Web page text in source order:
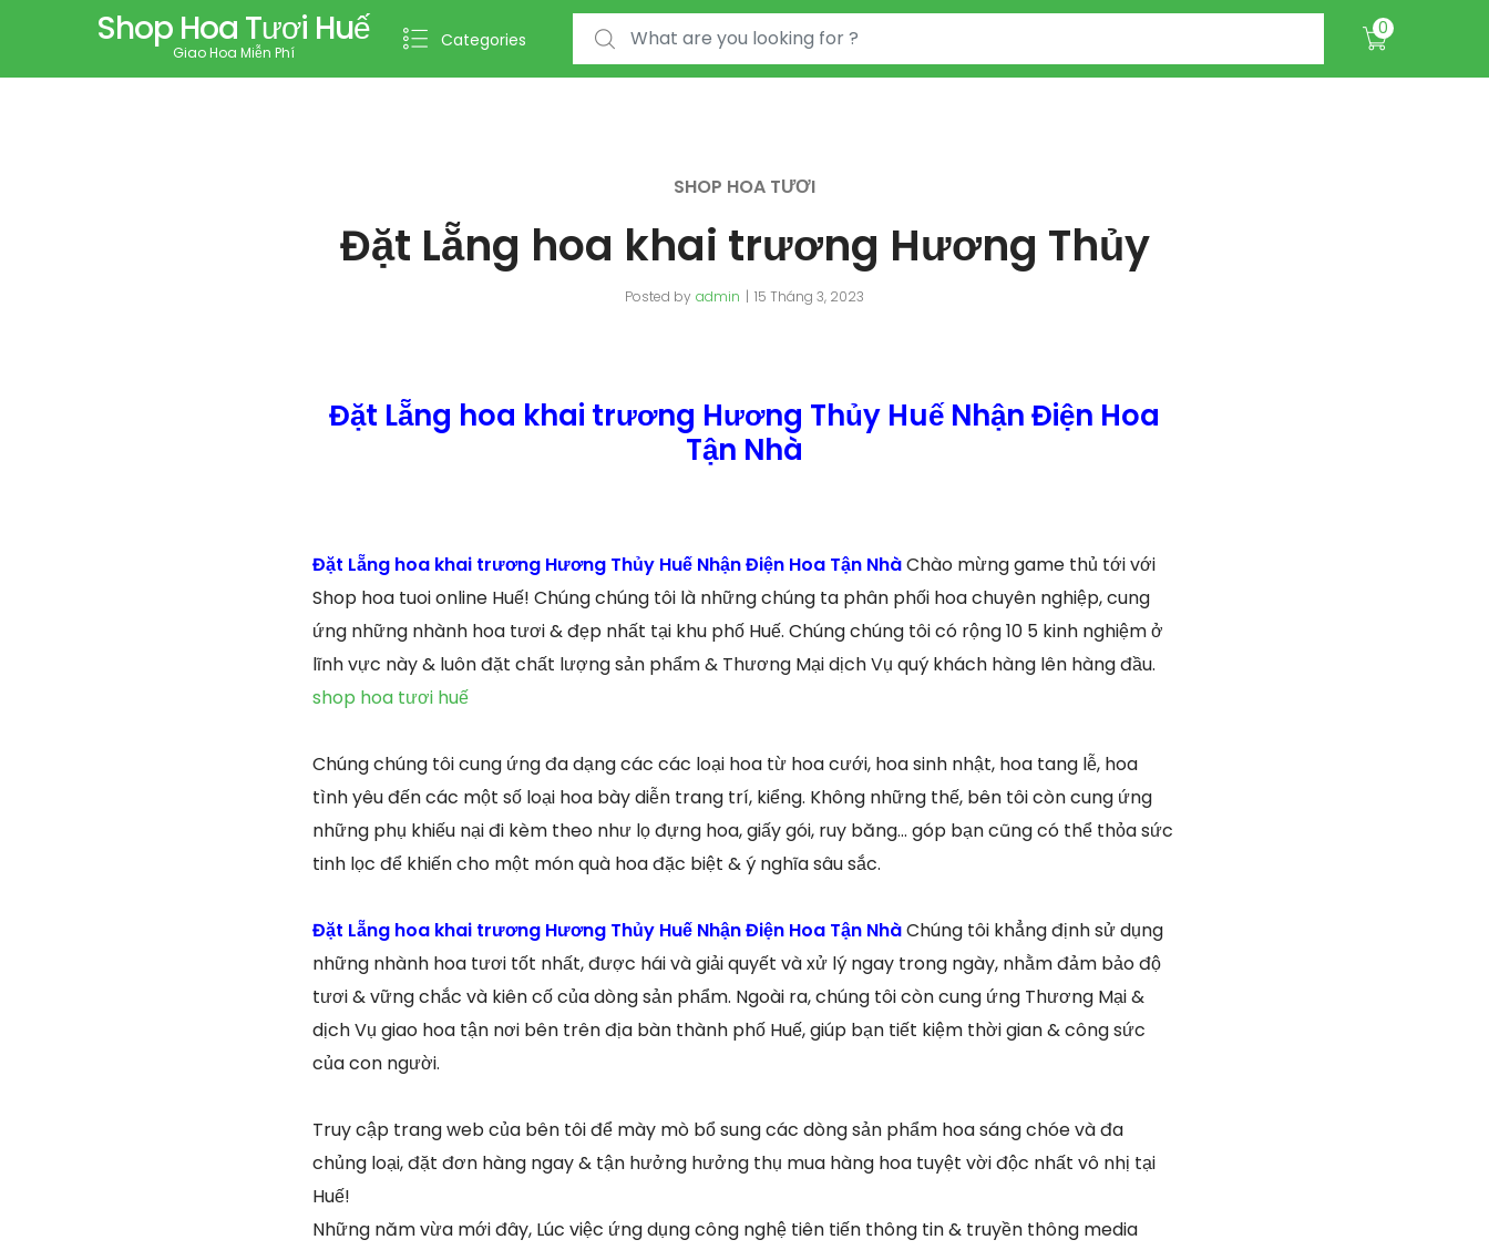
Shop Hoa Tươi Huế
Giao Hoa Miễn Phí
Categories
Search for: 0
SHOP HOA TƯƠI
Đặt Lẵng hoa khai trương Hương Thủy
Posted by admin 15 Tháng 3, 2023
Đặt Lẵng hoa khai trương Hương Thủy Huế Nhận Điện Hoa
Tận Nhà
Đặt Lẵng hoa khai trương Hương Thủy Huế Nhận Điện Hoa Tận NhàChào mừng game thủ tới với
Shop hoa tuoi online Huế! Chúng chúng tôi là những chúng ta phân phối hoa chuyên nghiệp, cung
ứng những nhành hoa tươi & đẹp nhất tại khu phố Huế. Chúng chúng tôi có rộng 10 5 kinh nghiệm ở
lĩnh vực này & luôn đặt chất lượng sản phẩm & Thương Mại dịch Vụ quý khách hàng lên hàng đầu.
shop hoa tươi huế
Chúng chúng tôi cung ứng đa dạng các các loại hoa từ hoa cưới, hoa sinh nhật, hoa tang lễ, hoa
tình yêu đến các một số loại hoa bày diễn trang trí, kiểng. Không những thế, bên tôi còn cung ứng
những phụ khiếu nại đi kèm theo như lọ đựng hoa, giấy gói, ruy băng… góp bạn cũng có thể thỏa sức
tinh lọc để khiến cho một món quà hoa đặc biệt & ý nghĩa sâu sắc.
Đặt Lẵng hoa khai trương Hương Thủy Huế Nhận Điện Hoa Tận NhàChúng tôi khẳng định sử dụng
những nhành hoa tươi tốt nhất, được hái và giải quyết và xử lý ngay trong ngày, nhằm đảm bảo độ
tươi & vững chắc và kiên cố của dòng sản phẩm. Ngoài ra, chúng tôi còn cung ứng Thương Mại &
dịch Vụ giao hoa tận nơi bên trên địa bàn thành phố Huế, giúp bạn tiết kiệm thời gian & công sức
của con người.
Truy cập trang web của bên tôi để mày mò bổ sung các dòng sản phẩm hoa sáng chóe và đa
chủng loại, đặt đơn hàng ngay & tận hưởng hưởng thụ mua hàng hoa tuyệt vời độc nhất vô nhị tại
Huế!
Những năm vừa mới đây, Lúc việc ứng dụng công nghệ tiên tiến thông tin & truyền thông media